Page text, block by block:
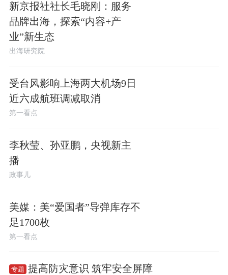
新京报社社长毛晓刚：服务
品牌出海，探索“内容+产
业”新生态
出海研究院
受台风影响上海两大机场9日
近六成航班调减取消
第一看点
李秋莹、孙亚鹏，央视新主
播
政事儿
美媒：美“爱国者”导弹库存不
足1700枚
第一看点
专题 提高防灾意识 筑牢安全屏障